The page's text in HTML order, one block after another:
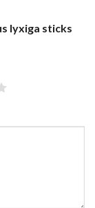
lyxiga sticks